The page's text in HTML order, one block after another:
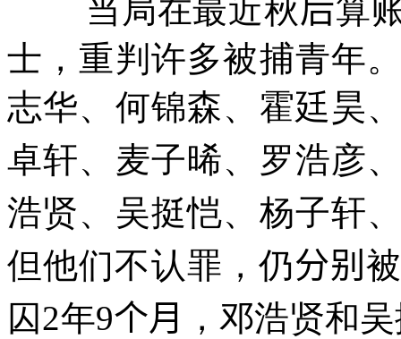
当局在最近秋后算
士，重判许多被捕青年
志华、何锦森、霍廷昊
卓轩、麦子晞、罗浩彦
浩贤、吴挺恺、杨子轩
但他们不认罪，仍分别
囚2年9个月
，邓浩贤和